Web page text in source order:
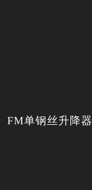
FM单钢丝升降器